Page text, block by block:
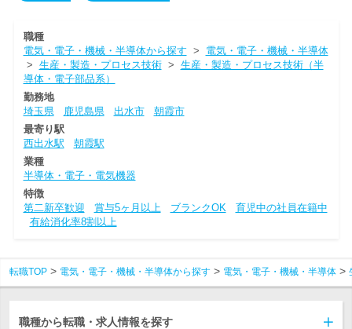
職種
電気・電子・機械・半導体から探す > 電気・電子・機械・半導体
> 生産・製造・プロセス技術> 生産・製造・プロセス技術（半
導体・電子部品系）
勤務地
埼玉県
鹿児島県 出水市
朝霞市
最寄り駅
西出水駅
朝霞駅
業種
半導体・電子・電気機器
特徴
第二新卒歓迎
賞与5ヶ月以上 ブランクOK
育児中の社員在籍中
有給消化率8割以上
転職TOP 電気・電子・機械・半導体から探す 電気・電子・機械・半導体
職種から転職・求人情報を探す